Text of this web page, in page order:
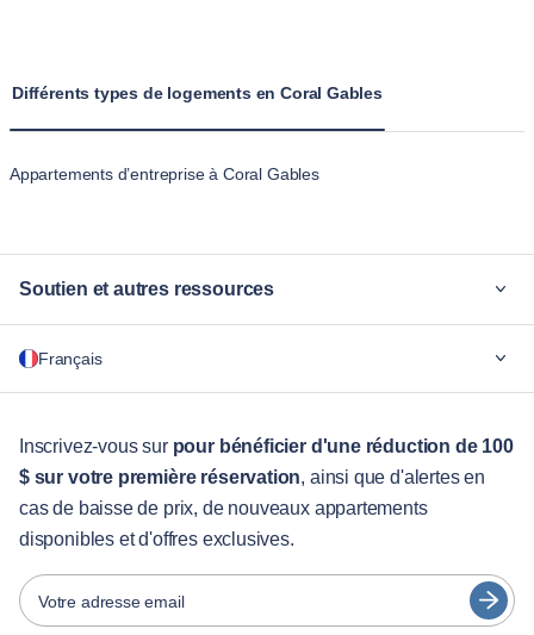
Différents types de logements en Coral Gables
Appartements d’entreprise à Coral Gables
Soutien et autres ressources
Pour les entreprises
Services aux visiteurs
Guides des villes
Partenaires
Opérateurs de location de meubles
Propriétaires
Français
English
Português
Español
Français
Inscrivez-vous sur pour bénéficier d'une réduction de 100
$ sur votre première réservation, ainsi que d'alertes en
cas de baisse de prix, de nouveaux appartements
disponibles et d'offres exclusives.
Votre adresse email